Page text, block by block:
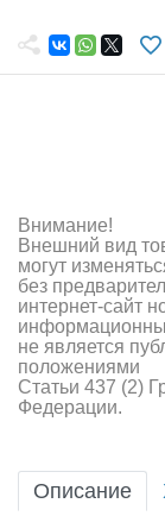
Двигатели
Технические
Оптовая продажа
Внимание!
Внешний вид
могут
без
интернет-сайт
не является
положениями
Статьи 437 (2)
Федерации.
Описание